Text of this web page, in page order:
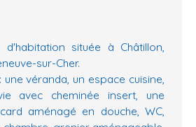
située à Châtillon,
sur-Cher.
véranda, un espace cuisine,
avec cheminée insert, une
aménagé en douche, WC,